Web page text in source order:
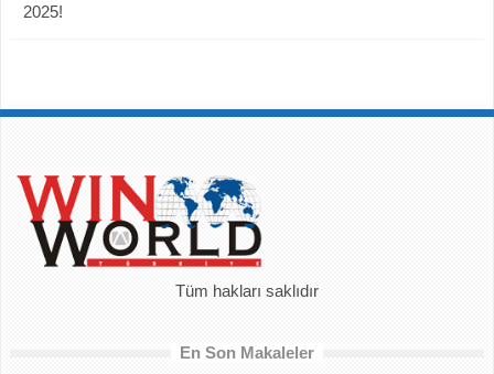
2025!
Tüm hakları saklıdır
En Son Makaleler